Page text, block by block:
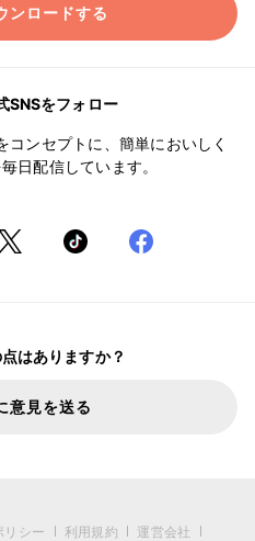
ンロードする
SNSをフォロー
コンセプトに、簡単においしく
日配信しています。
はありますか？
意見を送る
リシー 利用規約
運営会社